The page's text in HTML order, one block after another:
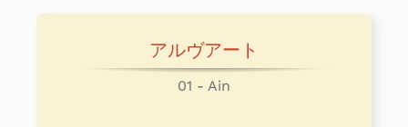
アルヴアート
01 - Ain